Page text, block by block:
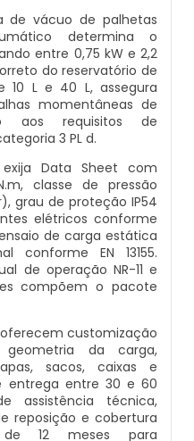
Esteira
Datador
E Rótulos
de vácuo de palhetas
determina o
entre 0,75 kW e 2,2
do reservatório de
10 L e 40 L, assegura
momentâneas de
aos requisitos de
3 PL d.
Data Sheet com
classe de pressão
grau de proteção IP54
elétricos conforme
de carga estática
conforme EN 13155.
de operação NR-11 e
compõem o pacote
customização
da carga,
sacos, caixas e
entrega entre 30 e 60
assistência técnica,
reposição e cobertura
12 meses para